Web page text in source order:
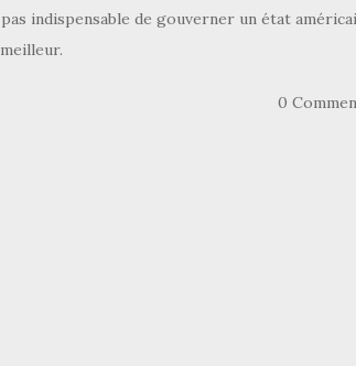
indispensable de gouverner un état
0